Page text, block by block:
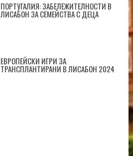
ПОРТУГАЛИЯ: ЗАБЕЛЕЖИТЕЛНОСТИ В
ЛИСАБОН ЗА СЕМЕЙСТВА С ДЕЦА
ЕВРОПЕЙСКИ ИГРИ ЗА
ТРАНСПЛАНТИРАНИ В ЛИСАБОН 2024